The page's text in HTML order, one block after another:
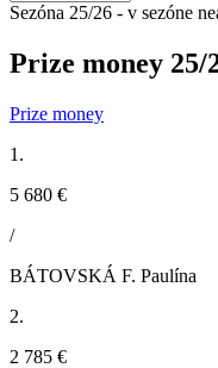
Sezóna 25/26 - v sezóne
Prize money 25/
Prize money
1.
5 680 €
/
BÁTOVSKÁ F. Paulína
2.
2 785 €